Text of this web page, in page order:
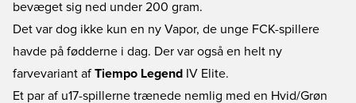
bevæget sig ned under 200 gram.
Det var dog ikke kun en ny Vapor, de unge FCK-spillere
havde på fødderne i dag. Der var også en helt ny
farvevariant afTiempo Legend IV Elite.
Et par af u17-spillerne trænede nemlig med en Hvid/Grøn